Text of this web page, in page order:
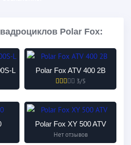
Polar Fox:
L
Polar Fox ATV 400 2B
3/5
Polar Fox XY 500 ATV
Нет отзывов